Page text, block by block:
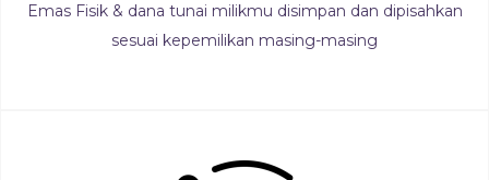
Emas Fisik & dana tunai milikmu disimpan dan dipisahkan
sesuai kepemilikan masing-masing